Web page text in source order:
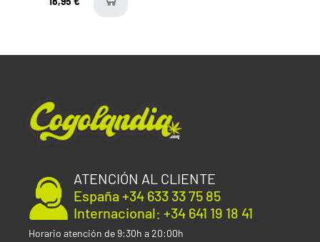
Producción:550 g/m²
Altura:50-130 cm
Producción:500-1500 g/planta
Mes de cosecha:Finales de septiembre
Altura:Baja
Clima:Templado
ATENCIÓN AL CLIENTE
España +34 633 33 75 85
Internacional: +34 641 19 18 41
Horario atención de 9:30h a 20:00h